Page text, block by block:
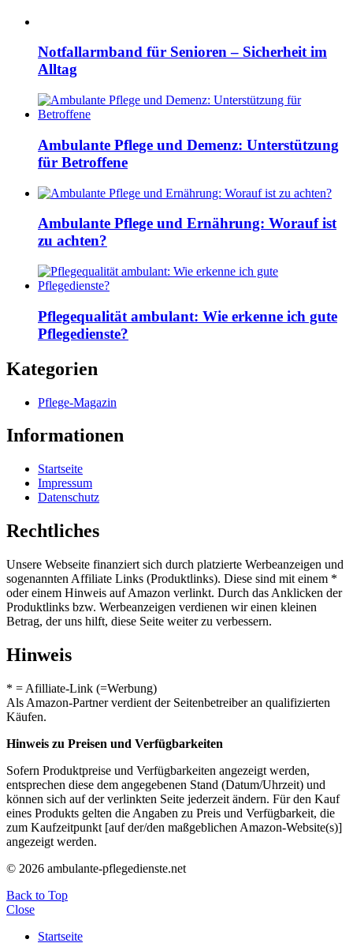
Notfallarmband für Senioren – Sicherheit im
Alltag
Ambulante Pflege und Demenz: Unterstützung
für Betroffene
Ambulante Pflege und Ernährung: Worauf ist
zu achten?
Pflegequalität ambulant: Wie erkenne ich gute
Pflegedienste?
Kategorien
Pflege-Magazin
Informationen
Startseite
Impressum
Datenschutz
Rechtliches
Unsere Webseite finanziert sich durch platzierte Werbeanzeigen und
sogenannten Affiliate Links (Produktlinks). Diese sind mit einem *
oder einem Hinweis auf Amazon verlinkt. Durch das Anklicken der
Produktlinks bzw. Werbeanzeigen verdienen wir einen kleinen
Betrag, der uns hilft, diese Seite weiter zu verbessern.
Hinweis
* = Afilliate-Link (=Werbung)
Als Amazon-Partner verdient der Seitenbetreiber an qualifizierten
Käufen.
Hinweis zu Preisen und Verfügbarkeiten
Sofern Produktpreise und Verfügbarkeiten angezeigt werden,
entsprechen diese dem angegebenen Stand (Datum/Uhrzeit) und
können sich auf der verlinkten Seite jederzeit ändern. Für den Kauf
eines Produkts gelten die Angaben zu Preis und Verfügbarkeit, die
zum Kaufzeitpunkt [auf der/den maßgeblichen Amazon-Website(s)]
angezeigt werden.
© 2026 ambulante-pflegedienste.net
Back to Top
Close
Startseite